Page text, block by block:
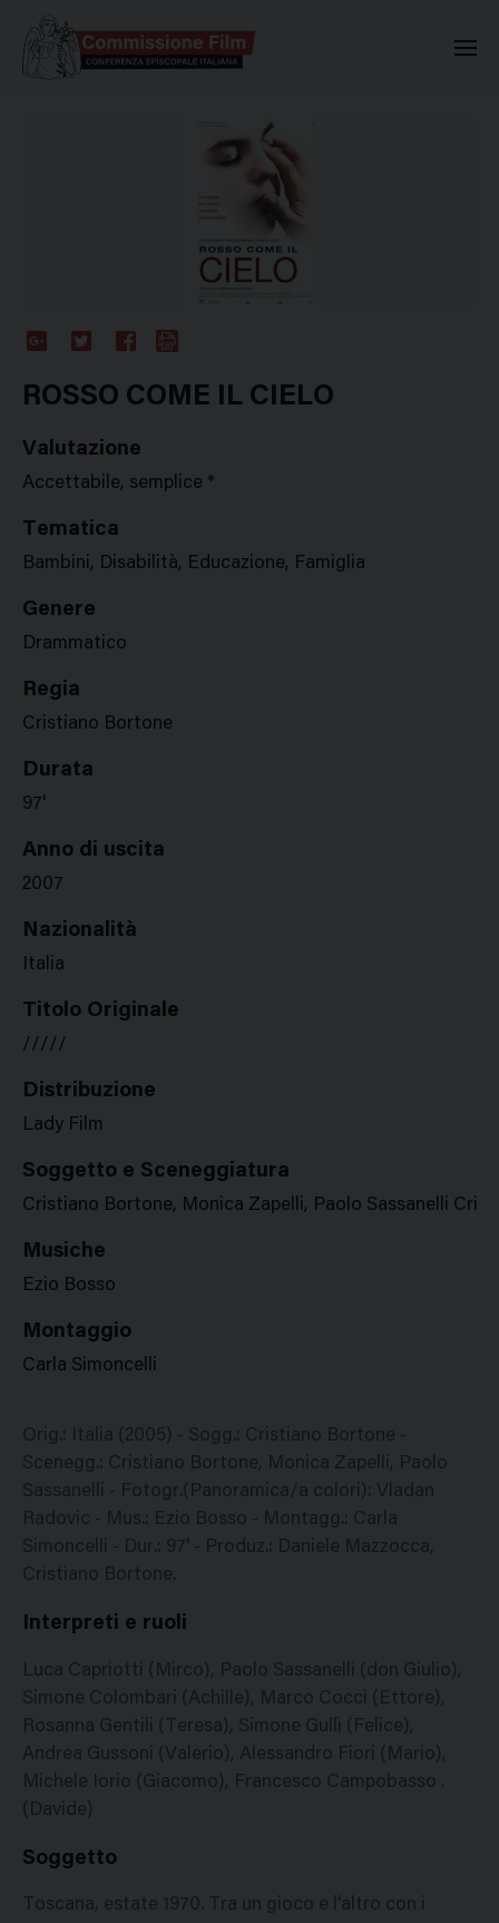
Plus
ROSSO COME IL CIELO
Valutazione
Accettabile, semplice *
Tematica
Bambini, Disabilità, Educazione, Famiglia
Genere
Drammatico
Regia
Cristiano Bortone
Durata
97'
Anno di uscita
2007
Nazionalità
Italia
Titolo Originale
/////
Distribuzione
Lady Film
Soggetto e Sceneggiatura
Cristiano Bortone, Monica Zapelli, Paolo Sassanelli
Musiche
Ezio Bosso
Montaggio
Carla Simoncelli
Orig.: Italia (2005) - Sogg.: Cristiano Bortone -
Scenegg.: Cristiano Bortone, Monica Zapelli, Paolo
Sassanelli - Fotogr.(Panoramica/a colori): Vladan
Radovic - Mus.: Ezio Bosso - Montagg.: Carla
Simoncelli - Dur.: 97' - Produz.: Daniele Mazzocca,
Cristiano Bortone.
Interpreti e ruoli
Luca Capriotti (Mirco), Paolo Sassanelli (don Giulio),
Simone Colombari (Achille), Marco Cocci (Ettore),
Rosanna Gentili (Teresa), Simone Gullì (Felice),
Andrea Gussoni (Valerio), Alessandro Fiori (Mario),
Michele Iorio (Giacomo), Francesco Campobasso .
(Davide)
Soggetto
Toscana, estate 1970. Tra un gioco e l'altro con i